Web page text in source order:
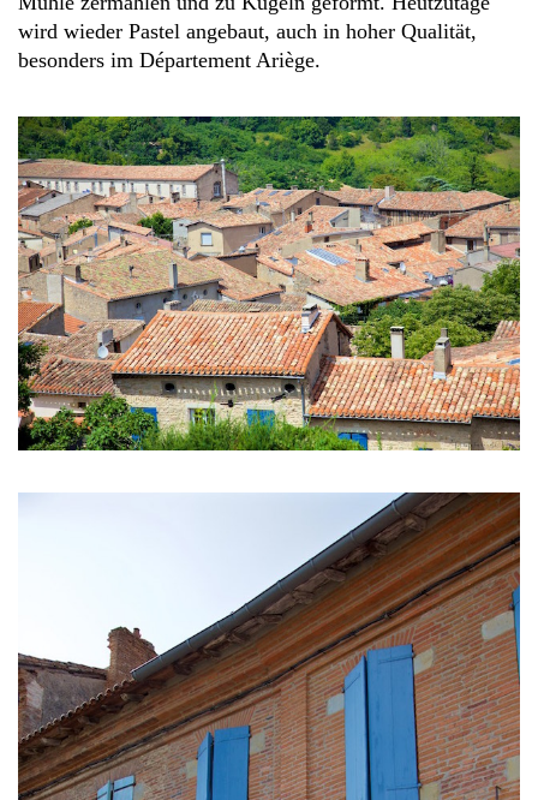
wird wieder Pastel angebaut, auch in hoher Qualität,
besonders im Département Ariège.